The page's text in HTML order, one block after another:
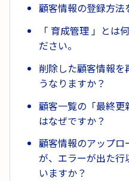
顧客情報の登録方法
「 育成管理 」とは
ださい。
削除した顧客情報
うなりますか？
顧客一覧の「最終
はなぜですか？
顧客情報のアップロ
が、エラーが出た行
いますか？